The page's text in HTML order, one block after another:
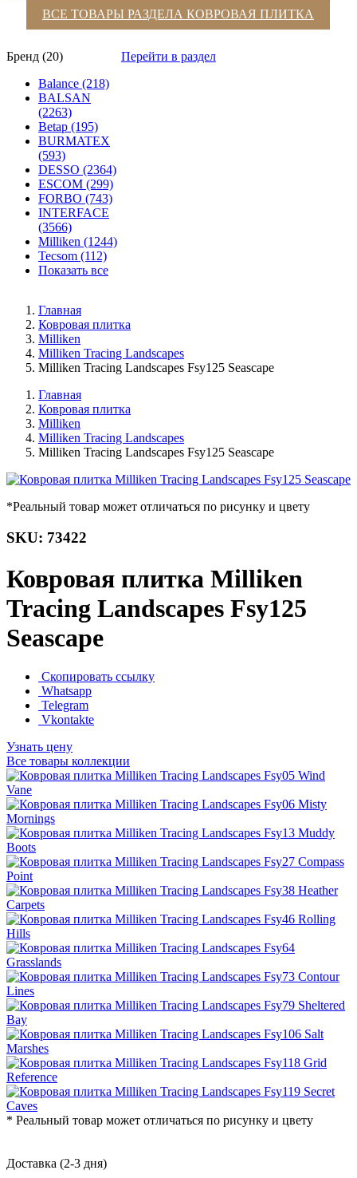
ВСЕ ТОВАРЫ РАЗДЕЛА КОВРОВАЯ ПЛИТКА
Бренд (20)
Balance (218)
BALSAN
(2263)
Betap (195)
BURMATEX
(593)
DESSO (2364)
ESCOM (299)
FORBO (743)
INTERFACE
(3566)
Milliken (1244)
Tecsom (112)
Показать все
Перейти в раздел
Главная
Ковровая плитка
Milliken
Milliken Tracing Landscapes
Milliken Tracing Landscapes Fsy125 Seascape
Главная
Ковровая плитка
Milliken
Milliken Tracing Landscapes
Milliken Tracing Landscapes Fsy125 Seascape
*Реальный товар может отличаться по рисунку и цвету
SKU: 73422
Ковровая плитка Milliken
Tracing Landscapes Fsy125
Seascape
Скопировать ссылку
Whatsapp
Telegram
Vkontakte
Узнать цену
Все товары коллекции
* Реальный товар может отличаться по рисунку и цвету
Доставка (2-3 дня)